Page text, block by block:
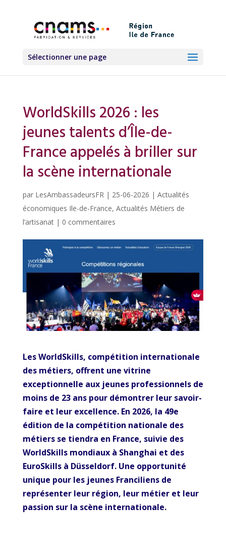
Sélectionner une page
WorldSkills 2026 : les
jeunes talents d’Île-de-
France appelés à briller sur
la scène internationale
par LesAmbassadeursFR| 25-06-2026 | Actualités
économiques Ile-de-France, Actualités Métiers de
l’artisanat| 0 commentaires
Les WorldSkills, compétition internationale
des métiers, offrent une vitrine
exceptionnelle aux jeunes professionnels de
moins de 23 ans pour démontrer leur savoir-
faire et leur excellence. En 2026, la 49e
édition de la compétition nationale des
métiers se tiendra en France, suivie des
WorldSkills mondiaux à Shanghai et des
EuroSkills à Düsseldorf. Une opportunité
unique pour les jeunes Franciliens de
représenter leur région, leur métier et leur
passion sur la scène internationale.